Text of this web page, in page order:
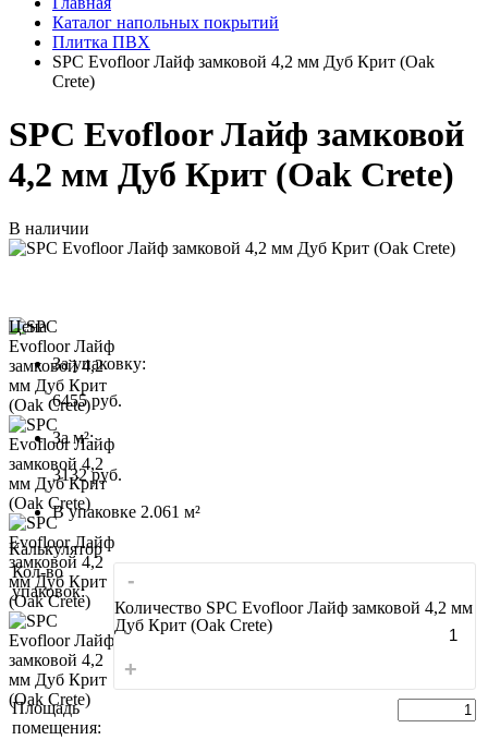
Каталог напольных покрытий
Плитка ПВХ
SPC Evofloor Лайф замковой 4,2 мм Дуб Крит (Oak
Crete)
SPC Evofloor Лайф замковой
4,2 мм Дуб Крит (Oak Crete)
В наличии
Цена
За упаковку:
6455руб.
За м²:
3132 руб.
В упаковке 2.061 м²
Калькулятор
Кол-во
упаковок:
-
Количество SPC Evofloor Лайф замковой 4,2 мм
Дуб Крит (Oak Crete)
+
Площадь
помещения: